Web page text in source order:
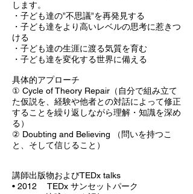
します。
・子ども達の”不思議”を再発見する
・子ども達をより高いレベルの思考に惹きつ
ける
・子ども達の生涯に渡る気質を育む
・子ども達を変化する世界に備える
具体的アプローチ
① Cycle of Theory Repair（自分で組み立て
た仮説を、経験や他者との対話によって修正
することを繰り返しながら理解・知識を深め
る）
② Doubting and Believing （問いを持つこ
と、そして信じること）
講師出版物およびTEDx talks
• 2012 TEDx サンセットパーク